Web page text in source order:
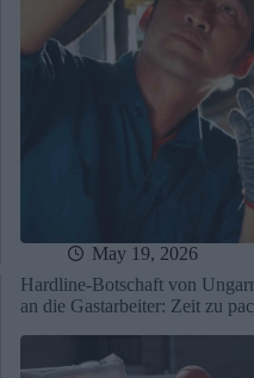
May 19, 2026
Hardline-Botschaft von
an die Gastarbeiter: Zeit zu